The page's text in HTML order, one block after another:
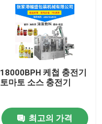
18000BPH 케첩 충전기
토마토 소스 충전기
최고의 가격